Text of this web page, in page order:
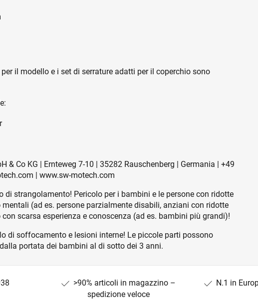
il modello e i set di serrature adatti per il coperchio sono
& Co KG | Ernteweg 7-10 | 35282 Rauschenberg | Germania | +49
| www.sw-motech.com
di strangolamento! Pericolo per i bambini e le persone con ridotte
(ad es. persone parzialmente disabili, anziani con ridotte
scarsa esperienza e conoscenza (ad es. bambini più grandi)!
di soffocamento e lesioni interne! Le piccole parti possono
portata dei bambini al di sotto dei 3 anni.
>90% articoli in magazzino –
spedizione veloce
N.1 in